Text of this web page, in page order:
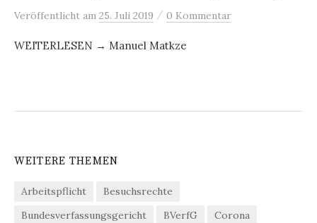
Veröffentlicht am 25. Juli 2019 / 0 Kommentar
WEITERLESEN → Manuel Matkze
WEITERE THEMEN
Arbeitspflicht
Besuchsrechte
Bundesverfassungsgericht
BVerfG
Corona